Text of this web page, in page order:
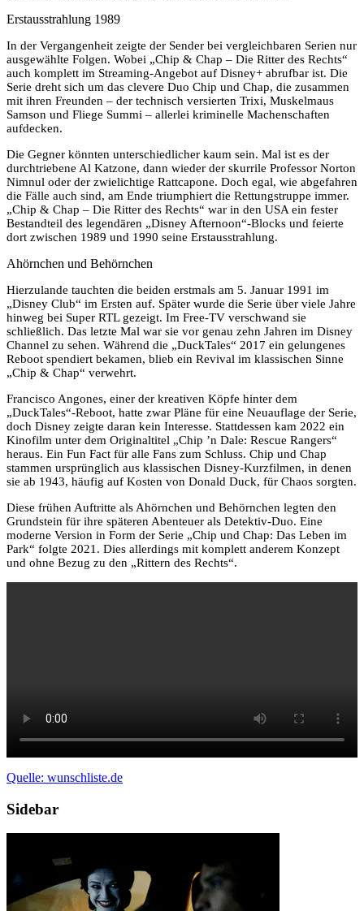
Erstausstrahlung 1989
In der Vergangenheit zeigte der Sender bei vergleichbaren Serien nur
ausgewählte Folgen. Wobei „Chip & Chap – Die Ritter des Rechts“
auch komplett im Streaming-Angebot auf Disney+ abrufbar ist. Die
Serie dreht sich um das clevere Duo Chip und Chap, die zusammen
mit ihren Freunden – der technisch versierten Trixi, Muskelmaus
Samson und Fliege Summi – allerlei kriminelle Machenschaften
aufdecken.
Die Gegner könnten unterschiedlicher kaum sein. Mal ist es der
durchtriebene Al Katzone, dann wieder der skurrile Professor Norton
Nimnul oder der zwielichtige Rattcapone. Doch egal, wie abgefahren
die Fälle auch sind, am Ende triumphiert die Rettungstruppe immer.
„Chip & Chap – Die Ritter des Rechts“ war in den USA ein fester
Bestandteil des legendären „Disney Afternoon“-Blocks und feierte
dort zwischen 1989 und 1990 seine Erstausstrahlung.
Ahörnchen und Behörnchen
Hierzulande tauchten die beiden erstmals am 5. Januar 1991 im
„Disney Club“ im Ersten auf. Später wurde die Serie über viele Jahre
hinweg bei Super RTL gezeigt. Im Free-TV verschwand sie
schließlich. Das letzte Mal war sie vor genau zehn Jahren im Disney
Channel zu sehen. Während die „DuckTales“ 2017 ein gelungenes
Reboot spendiert bekamen, blieb ein Revival im klassischen Sinne
„Chip & Chap“ verwehrt.
Francisco Angones, einer der kreativen Köpfe hinter dem
„DuckTales“-Reboot, hatte zwar Pläne für eine Neuauflage der Serie,
doch Disney zeigte daran kein Interesse. Stattdessen kam 2022 ein
Kinofilm unter dem Originaltitel „Chip ’n Dale: Rescue Rangers“
heraus. Ein Fun Fact für alle Fans zum Schluss. Chip und Chap
stammen ursprünglich aus klassischen Disney-Kurzfilmen, in denen
sie ab 1943, häufig auf Kosten von Donald Duck, für Chaos sorgten.
Diese frühen Auftritte als Ahörnchen und Behörnchen legten den
Grundstein für ihre späteren Abenteuer als Detektiv-Duo. Eine
moderne Version in Form der Serie „Chip und Chap: Das Leben im
Park“ folgte 2021. Dies allerdings mit komplett anderem Konzept
und ohne Bezug zu den „Rittern des Rechts“.
Quelle: wunschliste.de
Sidebar